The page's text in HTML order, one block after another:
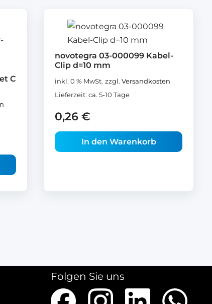
C
novotegra 03-000099 Kabel-
Clip d=10 mm
inkl. 0 % MwSt. zzgl. Versandkosten
Lieferzeit: ca. 5-10 Tage
0,26 €
In den Warenkorb
Folgen Sie uns